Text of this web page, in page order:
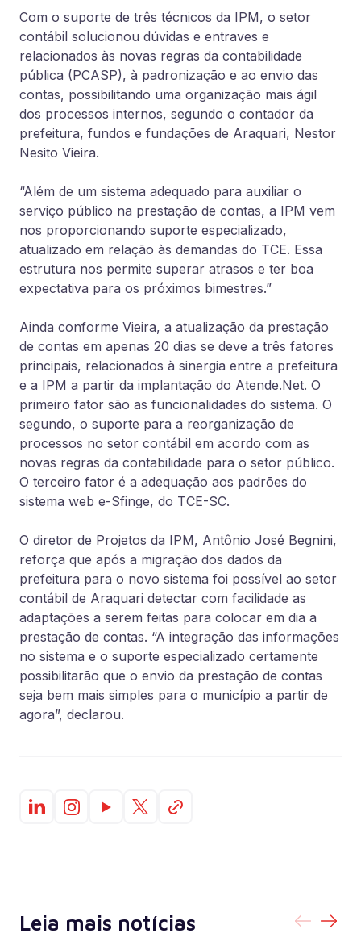
Com o suporte de três técnicos da IPM, o setor
contábil solucionou dúvidas e entraves e
relacionados às novas regras da contabilidade
pública (PCASP), à padronização e ao envio das
contas, possibilitando uma organização mais ágil
dos processos internos, segundo o contador da
prefeitura, fundos e fundações de Araquari, Nestor
Nesito Vieira.
“Além de um sistema adequado para auxiliar o
serviço público na prestação de contas, a IPM vem
nos proporcionando suporte especializado,
atualizado em relação às demandas do TCE. Essa
estrutura nos permite superar atrasos e ter boa
expectativa para os próximos bimestres.”
Ainda conforme Vieira, a atualização da prestação
de contas em apenas 20 dias se deve a três fatores
principais, relacionados à sinergia entre a prefeitura
e a IPM a partir da implantação do Atende.Net. O
primeiro fator são as funcionalidades do sistema. O
segundo, o suporte para a reorganização de
processos no setor contábil em acordo com as
novas regras da contabilidade para o setor público.
O terceiro fator é a adequação aos padrões do
sistema web e-Sfinge, do TCE-SC.
O diretor de Projetos da IPM, Antônio José Begnini,
reforça que após a migração dos dados da
prefeitura para o novo sistema foi possível ao setor
contábil de Araquari detectar com facilidade as
adaptações a serem feitas para colocar em dia a
prestação de contas. “A integração das informações
no sistema e o suporte especializado certamente
possibilitarão que o envio da prestação de contas
seja bem mais simples para o município a partir de
agora”, declarou.
Leia mais notícias